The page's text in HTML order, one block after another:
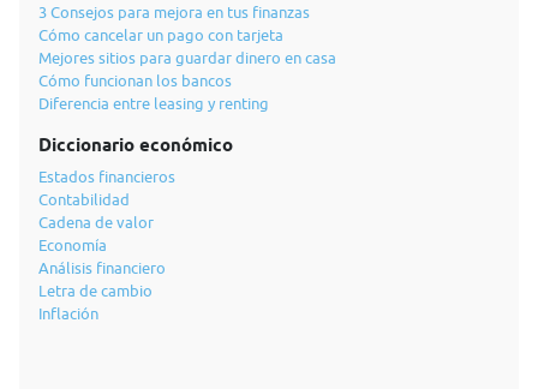
3 Consejos para mejora en tus finanzas
Cómo cancelar un pago con tarjeta
Mejores sitios para guardar dinero en casa
Cómo funcionan los bancos
Diferencia entre leasing y renting
Diccionario económico
Estados financieros
Contabilidad
Cadena de valor
Economía
Análisis financiero
Letra de cambio
Inflación